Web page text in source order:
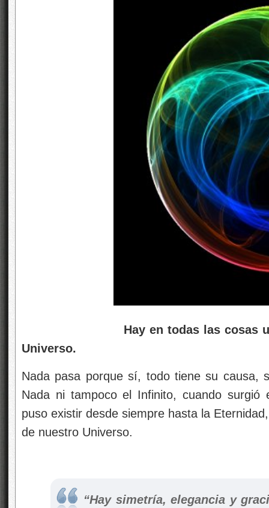
Hay en todas las cosas
Universo.
Nada pasa porque sí, todo tiene su causa,
Nada ni tampoco el Infinito, cuando surgió
puso existir desde siempre hasta la
de nuestro Universo.
“Hay simetría, elegancia y